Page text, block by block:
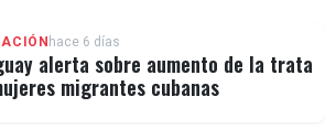
hace 6 días
alerta sobre aumento de la trata
migrantes cubanas